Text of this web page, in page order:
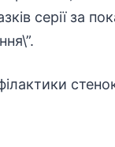
серії за